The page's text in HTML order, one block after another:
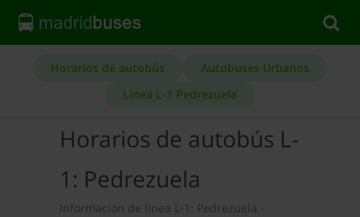
Horarios de autobús
Autobuses Urbanos
Línea L-1 Pedrezuela
Horarios de autobús L-
1: Pedrezuela
Información de línea L-1: Pedrezuela -